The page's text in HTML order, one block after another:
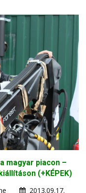
magyar piacon –
(+KÉPEK)
2013.09.17.